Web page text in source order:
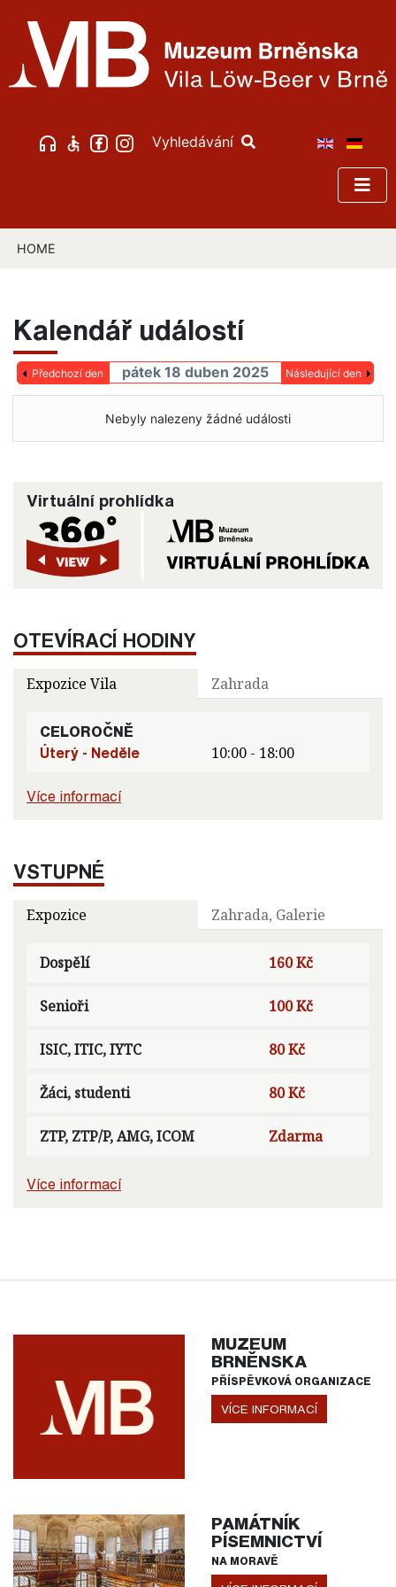
Vyhledávání
HOME
Kalendář událostí
Předchozí den pátek 18 duben 2025 Následující den
Nebyly nalezeny žádné události
Virtuální prohlídka
OTEVÍRACÍ HODINY
Expozice Vila Zahrada
CELOROČNĚ
Úterý - Neděle
10:00 - 18:00
Více informací
VSTUPNÉ
Expozice Zahrada, Galerie
Dospělí 160 Kč
Senioři 100 Kč
ISIC, ITIC, IYTC 80 Kč
Žáci, studenti 80 Kč
ZTP, ZTP/P, AMG, ICOM Zdarma
Více informací
MUZEUM
BRNĚNSKA
PŘÍSPĚVKOVÁ ORGANIZACE
VÍCE INFORMACÍ
PAMÁTNÍK
PÍSEMNICTVÍ
NA MORAVĚ